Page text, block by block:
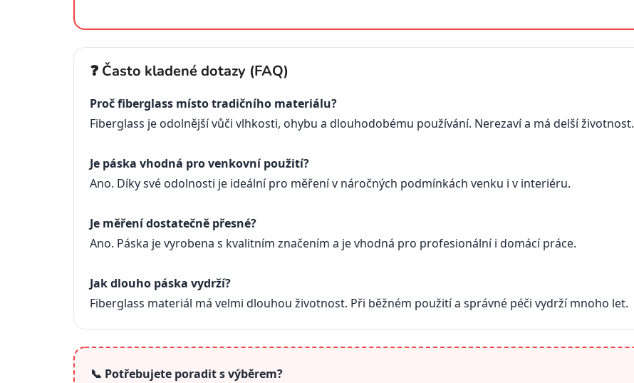
❓ Často kladené dotazy (FAQ)
Proč fiberglass místo tradičního materiálu?
Fiberglass je odolnější vůči vlhkosti, ohybu a dlouhodobému používání. Nerezaví a má delší životnost.
Je páska vhodná pro venkovní použití?
Ano. Díky své odolnosti je ideální pro měření v náročných podmínkách venku i v interiéru.
Je měření dostatečně přesné?
Ano. Páska je vyrobena s kvalitním značením a je vhodná pro profesionální i domácí práce.
Jak dlouho páska vydrží?
Fiberglass materiál má velmi dlouhou životnost. Při běžném použití a správné péči vydrží mnoho let.
📞 Potřebujete poradit s výběrem?